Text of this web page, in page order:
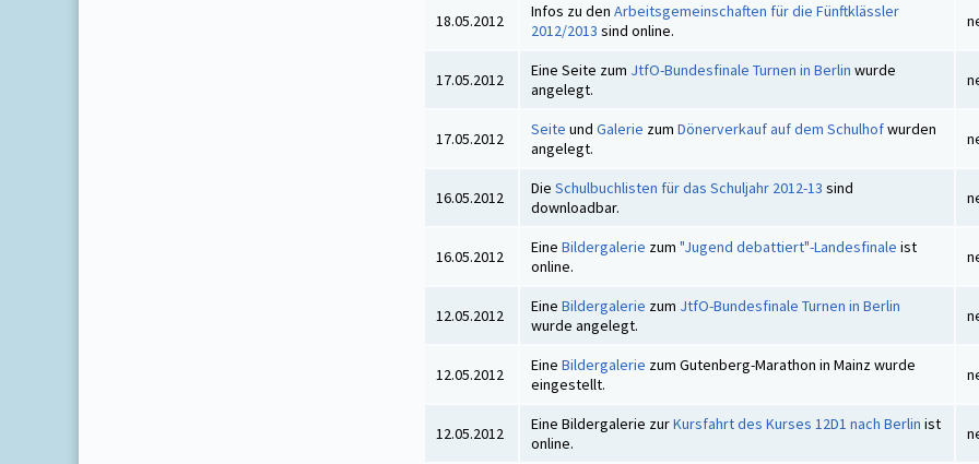
18.05.2012 Infos zu den Arbeitsgemeinschaften für die Fünftklässler
2012/2013 sind online.
17.05.2012 Eine Seite zum JtfO-Bundesfinale Turnen in Berlin wurde
angelegt.
17.05.2012 Seite und Galerie zum Dönerverkauf auf dem Schulhofwurden
angelegt.
16.05.2012 Die Schulbuchlisten für das Schuljahr 2012-13 sind
downloadbar.
16.05.2012 Eine Bildergalerie zum "Jugend debattiert"-Landesfinale ist
online.
12.05.2012 Eine Bildergalerie zum JtfO-Bundesfinale Turnen in Berlin
wurde angelegt.
12.05.2012 Eine Bildergalerie zum Gutenberg-Marathon in Mainz wurde
eingestellt.
12.05.2012 Eine Bildergalerie zurKursfahrt des Kurses 12D1 nach Berlin ist
online.